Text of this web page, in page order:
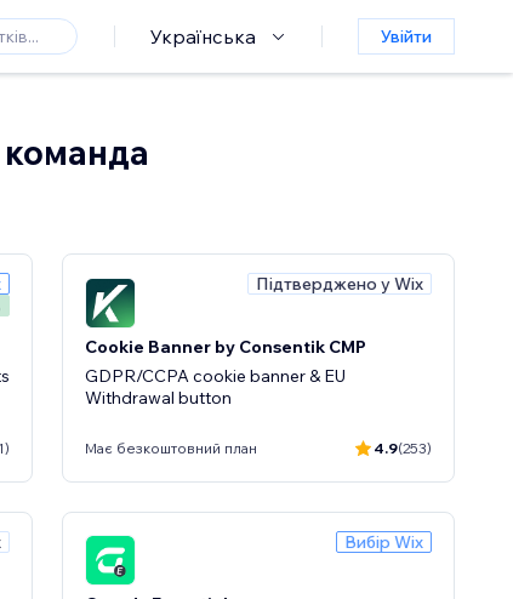
Українська Увійти
команда
Підтверджено у Wix
Cookie Banner by Consentik CMP
GDPR/CCPA cookie banner & EU
Withdrawal button
Має безкоштовний план 4.9(253)
Вибір Wix